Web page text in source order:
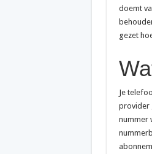
doemt
gezet
Je
provider
nummer